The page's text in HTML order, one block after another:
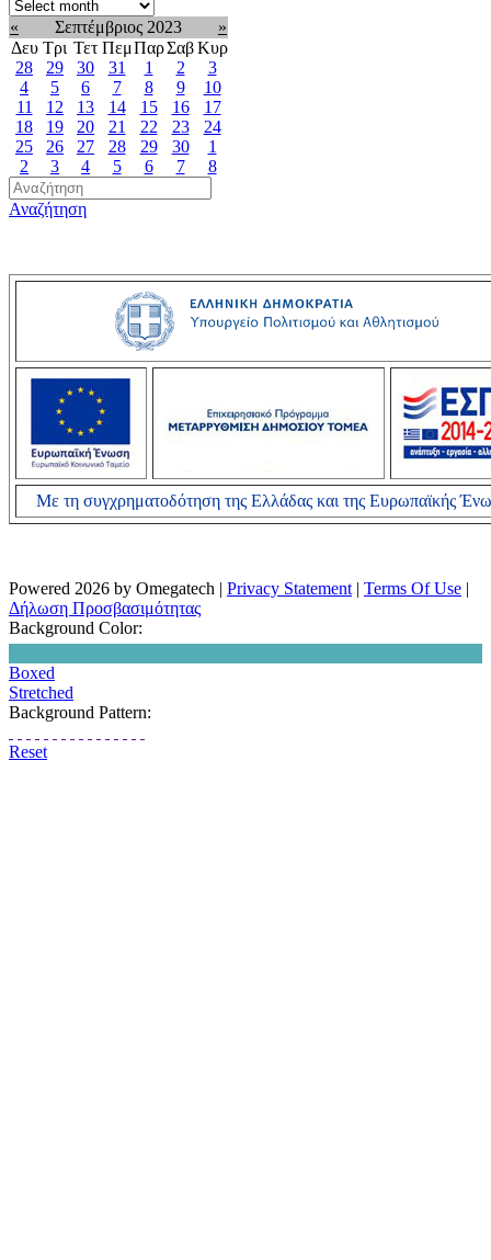
« Σεπτέμβριος 2023
»
Δευ Τρι Τετ ΠεμΠαρΣαβΚυρ
28
29 30 31 1 2
3
4
5 6 7 8 9
10
11
12 13 14 15 16
17
18
19 20 21 22 23
24
25
26 27 28 29 30
1
2
3 4 5 6 7 8
Αναζήτηση
Με τη συγχρηματοδότηση της Ελλάδας και της Ευρωπαϊκής
Powered 2026 by Omegatech | Privacy Statement | Terms Of Use |
Δήλωση Προσβασιμότητας
Background Color:
Boxed
Stretched
Background Pattern:
Reset